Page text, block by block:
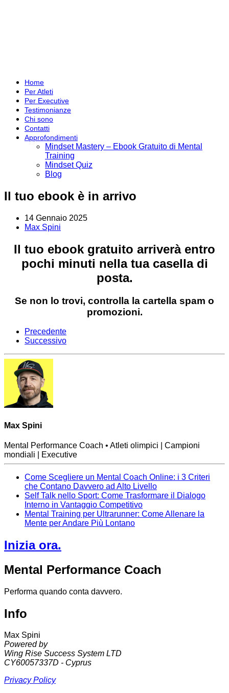
Home
Per Atleti
Per Executive
Testimonianze
Chi sono
Contatti
Approfondimenti
Mindset Mastery – Ebook Gratuito di Mental
Training
Mindset Quiz
Blog
Il tuo ebook è in arrivo
14 Gennaio 2025
Max Spini
Il tuo ebook gratuito arriverà entro
pochi minuti nella tua casella di
posta.
Se non lo trovi, controlla la cartella spam o
promozioni.
Precedente
Successivo
Max Spini
Mental Performance Coach • Atleti olimpici | Campioni
mondiali | Executive
Come Scegliere un Mental Coach Online: i 3 Criteri
che Contano Davvero ad Alto Livello
Self Talk nello Sport: Come Trasformare il Dialogo
Interno in Vantaggio Competitivo
Mental Training per Ultrarunner: Come Allenare la
Mente per Andare Più Lontano
Inizia ora.
Mental Performance Coach
Performa quando conta davvero.
Info
Max Spini
Powered by
Wing Rise Success System LTD
CY60057337D - Cyprus
Privacy Policy